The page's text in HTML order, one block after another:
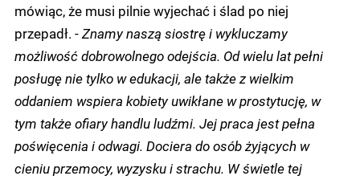
mówiąc, że musi pilnie wyjechać i ślad po niej
przepadł. -Znamy naszą siostrę i wykluczamy
możliwość dobrowolnego odejścia. Od wielu lat pełni
posługę nie tylko w edukacji, ale także z wielkim
oddaniem wspiera kobiety uwikłane w prostytucję, w
tym także ofiary handlu ludźmi. Jej praca jest pełna
poświęcenia i odwagi. Dociera do osób żyjących w
cieniu przemocy, wyzysku i strachu. W świetle tej